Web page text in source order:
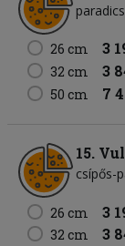
26 cm 3
32 cm 3
50 cm 7
15.
csípős-
26 cm 3
32 cm 3